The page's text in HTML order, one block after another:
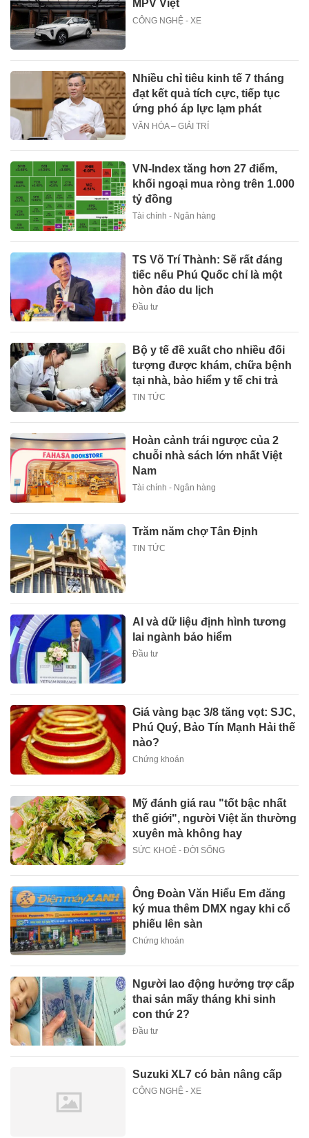
MPV Việt
CÔNG NGHỆ - XE
Nhiều chỉ tiêu kinh tế 7 tháng
đạt kết quả tích cực, tiếp tục
ứng phó áp lực lạm phát
VĂN HÓA – GIẢI TRÍ
VN-Index tăng hơn 27 điểm,
khối ngoại mua ròng trên 1.000
tỷ đồng
Tài chính - Ngân hàng
TS Võ Trí Thành: Sẽ rất đáng
tiếc nếu Phú Quốc chỉ là một
hòn đảo du lịch
Đầu tư
Bộ y tế đề xuất cho nhiều đối
tượng được khám, chữa bệnh
tại nhà, bảo hiểm y tế chi trả
TIN TỨC
Hoàn cảnh trái ngược của 2
chuỗi nhà sách lớn nhất Việt
Nam
Tài chính - Ngân hàng
Trăm năm chợ Tân Định
TIN TỨC
AI và dữ liệu định hình tương
lai ngành bảo hiểm
Đầu tư
Giá vàng bạc 3/8 tăng vọt: SJC,
Phú Quý, Bảo Tín Mạnh Hải thế
nào?
Chứng khoán
Mỹ đánh giá rau "tốt bậc nhất
thế giới", người Việt ăn thường
xuyên mà không hay
SỨC KHOẺ - ĐỜI SỐNG
Ông Đoàn Văn Hiểu Em đăng
ký mua thêm DMX ngay khi cổ
phiếu lên sàn
Chứng khoán
Người lao động hưởng trợ cấp
thai sản mấy tháng khi sinh
con thứ 2?
Đầu tư
Suzuki XL7 có bản nâng cấp
CÔNG NGHỆ - XE